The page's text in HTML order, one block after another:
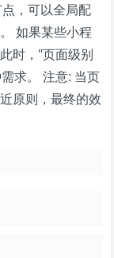
，可以全局配
如果某些小程
时，"页面级别
求。 注意: 当页
原则，最终的效